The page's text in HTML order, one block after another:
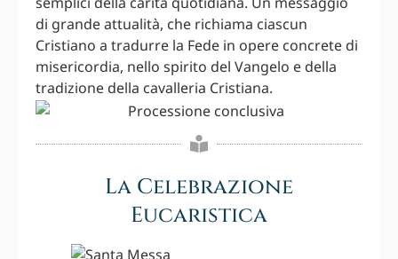
di grande attualità, che richiama ciascun
Cristiano a tradurre la Fede in opere concrete di
misericordia, nello spirito del Vangelo e della
tradizione della cavalleria Cristiana.
La Celebrazione
Eucaristica